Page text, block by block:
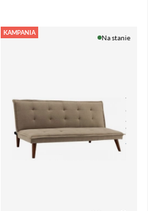
KAMPANIA
Na stanie